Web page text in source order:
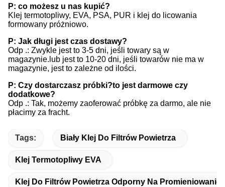
P: co możesz u nas kupić?
Klej termotopliwy, EVA, PSA, PUR i klej do licowania
formowany próżniowo.
P: Jak długi jest czas dostawy?
Odp .: Zwykle jest to 3-5 dni, jeśli towary są w
magazynie.lub jest to 10-20 dni, jeśli towarów nie ma w
magazynie, jest to zależne od ilości.
P: Czy dostarczasz próbki?to jest darmowe czy
dodatkowe?
Odp .: Tak, możemy zaoferować próbkę za darmo, ale nie
płacimy za fracht.
Tags: Biały Klej Do Filtrów Powietrza
Klej Termotopliwy EVA
Klej Do Filtrów Powietrza Odporny Na Promieniowanie